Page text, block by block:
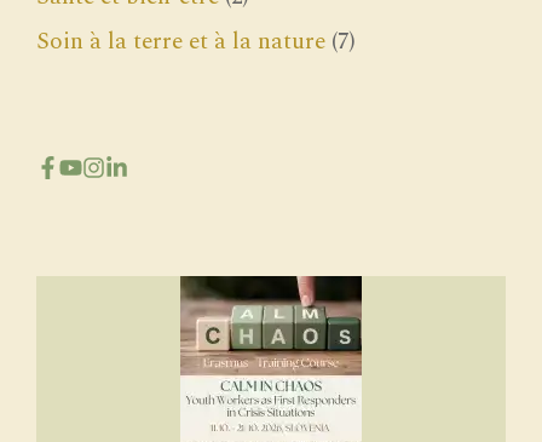
Soin à la terre et à la nature (7)